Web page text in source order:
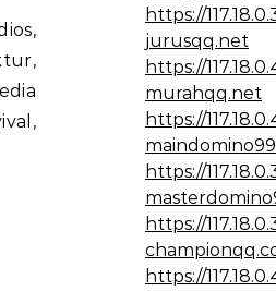
https://
jurusqq.net
https://
murahqq.net
https://
https://
https://
https://